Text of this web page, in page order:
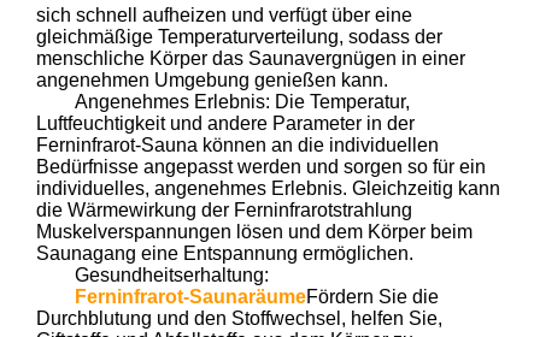
sich schnell aufheizen und verfügt über eine
gleichmäßige Temperaturverteilung, sodass der
menschliche Körper das Saunavergnügen in einer
angenehmen Umgebung genießen kann.
Angenehmes Erlebnis: Die Temperatur,
Luftfeuchtigkeit und andere Parameter in der
Ferninfrarot-Sauna können an die individuellen
Bedürfnisse angepasst werden und sorgen so für ein
individuelles, angenehmes Erlebnis. Gleichzeitig kann
die Wärmewirkung der Ferninfrarotstrahlung
Muskelverspannungen lösen und dem Körper beim
Saunagang eine Entspannung ermöglichen.
Gesundheitserhaltung:
Ferninfrarot-SaunaräumeFördern Sie die
Durchblutung und den Stoffwechsel, helfen Sie,